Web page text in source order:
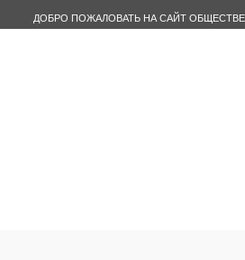
ДОБРО ПОЖАЛОВАТЬ НА САЙТ